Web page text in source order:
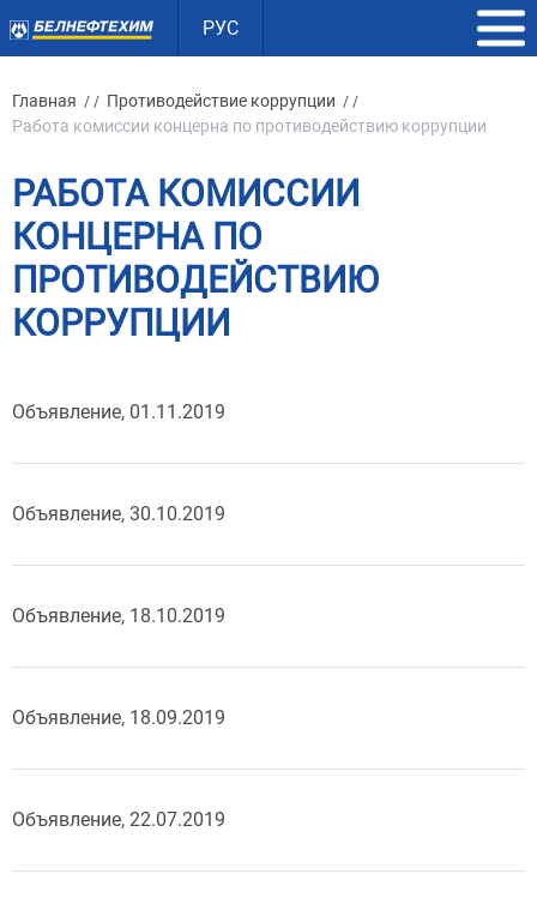
РУС
Главная / / Противодействие коррупции / /
Работа комиссии концерна по противодействию коррупции
РАБОТА КОМИССИИ
КОНЦЕРНА ПО
ПРОТИВОДЕЙСТВИЮ
КОРРУПЦИИ
Объявление, 01.11.2019
Объявление, 30.10.2019
Объявление, 18.10.2019
Объявление, 18.09.2019
Объявление, 22.07.2019